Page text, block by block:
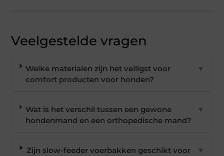
Veelgestelde vragen
Welke materialen zijn het veiligst voor
comfort producten voor honden?
▼
Wat is het verschil tussen een gewone
hondenmand en een orthopedische mand?
▼
Zijn slow-feeder voerbakken geschikt voor
▼